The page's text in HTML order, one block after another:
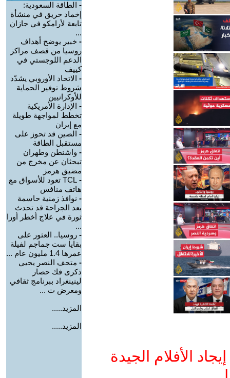
الأفلام الجيدة
- الطاقة السعودية:
إخماد حريق في منشأة
تابعة لأرامكو في جازان
...
- خبير يوضح أهداف
روسيا من قصف مراكز
الدعم اللوجستي في
كييف
- الاتحاد الأوروبي يشدّد
شروط توفير الحماية
للأوكرانيين
- الإدارة الأمريكية
تخطط لمواجهة طويلة
مع إيران
- الصين قد تحوز على
مستقبل الطاقة
- واشنطن وطهران
تبحثان عن مخرج من
مضيق هرمز
-
TCL تعود للأسواق مع
هاتف منافس
- نوافذ زمنية حاسمة
بعد الجراحة قد تحدث
ثورة في علاج أخطر أورا
...
- روسيا.. العثور على
بقايا ست جماجم لفيلة
عمرها 1.4 مليون عام ...
- متحف النصر يحيي
ذكرى فك حصار
لينينغراد ببرنامج ثقافي
ومعرض ت ...
المزيد.....
المزيد.....